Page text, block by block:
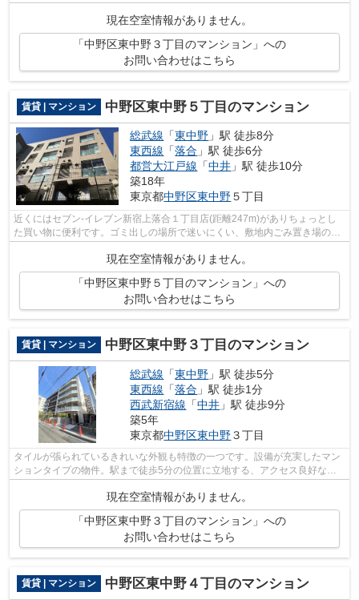
付物件。造りとデザインに関して、自...
現在空室情報がありません。
「中野区東中野３丁目のマンション」への
お問い合わせはこちら
賃貸 | マンション 中野区東中野５丁目のマンション
総武線 「東中野 」駅 徒歩8分
東西線 「落合 」駅 徒歩6分
都営大江戸線 「中井 」駅 徒歩10分
築18年
東京都中野区東中野５丁目
近くにはセブン-イレブン新宿上落合１丁目店(距離247m)がありちょっとし
た買い物に便利です。ゴミ出しの場所で迷いにくい、敷地内ごみ置き場のあ
る物件です。3駅利用できる場所にあり...
現在空室情報がありません。
「中野区東中野５丁目のマンション」への
お問い合わせはこちら
賃貸 | マンション 中野区東中野３丁目のマンション
総武線 「東中野 」駅 徒歩5分
東西線 「落合 」駅 徒歩1分
西武新宿線 「中井 」駅 徒歩9分
築5年
東京都中野区東中野３丁目
タイルが張られているきれいな外観も特徴の一つです。設備が充実したマン
ションタイプの物件。駅まで徒歩5分の位置に立地する、アクセス良好な物
現在空室情報がありません。
「中野区東中野３丁目のマンション」への
お問い合わせはこちら
賃貸 | マンション 中野区東中野４丁目のマンション